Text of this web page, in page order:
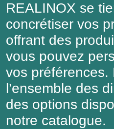
REALINOX se
concrétiser vos
offrant des
vous pouvez
vos préférences.
l’ensemble des
des options
notre catalogue.